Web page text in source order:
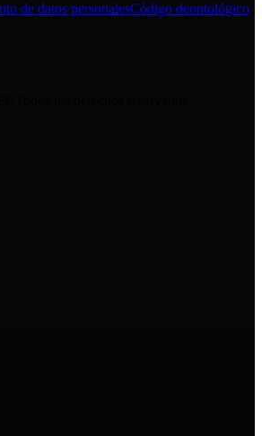
de datos personalesCódigo deontológico